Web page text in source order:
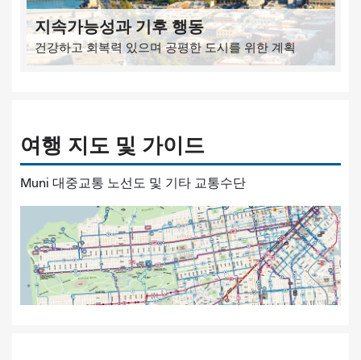
지속가능성과 기후 행동
건강하고 회복력 있으며 공평한 도시를 위한 계획
여행 지도 및 가이드
Muni 대중교통 노선도 및 기타 교통수단